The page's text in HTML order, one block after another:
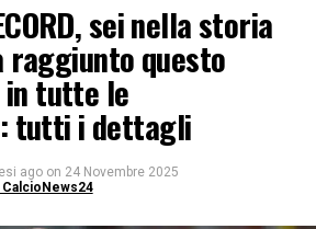
sei nella storia
raggiunto questo
in tutte le
tutti i dettagli
ago on 24 Novembre 2025